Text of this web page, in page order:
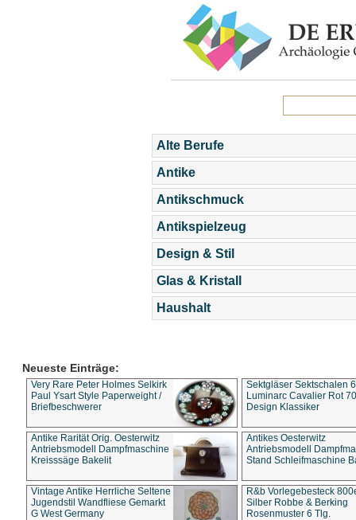
Alte Berufe
Antike
Antikschmuck
Antikspielzeug
Design & Stil
Glas & Kristall
Haushalt
Neueste Einträge:
Very Rare Peter Holmes Selkirk
Paul Ysart Style Paperweight /
Briefbeschwerer
Sektgläser Sektschalen
Luminarc Cavalier Rot
Design Klassiker
Antike Rarität Orig. Oesterwitz
Antriebsmodell Dampfmaschine
Kreisssäge Bakelit
Antikes Oesterwitz
Antriebsmodell
Stand Schleifmaschine
Vintage Antike Herrliche Seltene
Jugendstil Wandfliese Gemarkt
G West Germany
R&b Vorlegebesteck
Silber Robbe & Berking
Rosenmuster 6 Tlg.